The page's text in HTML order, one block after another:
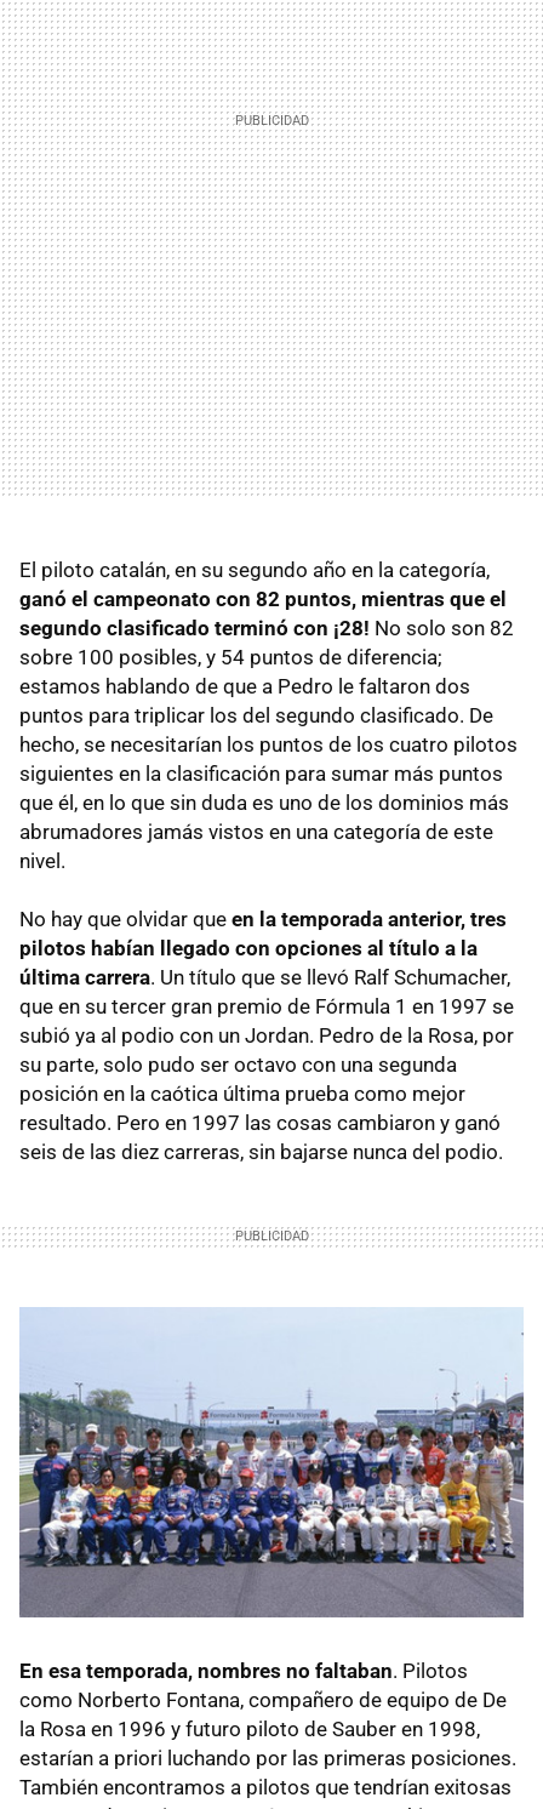
El piloto catalán, en su segundo año en la categoría,
ganó el campeonato con 82 puntos, mientras que el
segundo clasificado terminó con ¡28! No solo son 82
sobre 100 posibles, y 54 puntos de diferencia;
estamos hablando de que a Pedro le faltaron dos
puntos para triplicar los del segundo clasificado. De
hecho, se necesitarían los puntos de los cuatro pilotos
siguientes en la clasificación para sumar más puntos
que él, en lo que sin duda es uno de los dominios más
abrumadores jamás vistos en una categoría de este
nivel.
No hay que olvidar que en la temporada anterior, tres
pilotos habían llegado con opciones al título a la
última carrera. Un título que se llevó Ralf Schumacher,
que en su tercer gran premio de Fórmula 1 en 1997 se
subió ya al podio con un Jordan. Pedro de la Rosa, por
su parte, solo pudo ser octavo con una segunda
posición en la caótica última prueba como mejor
resultado. Pero en 1997 las cosas cambiaron y ganó
seis de las diez carreras, sin bajarse nunca del podio.
En esa temporada, nombres no faltaban. Pilotos
como Norberto Fontana, compañero de equipo de De
la Rosa en 1996 y futuro piloto de Sauber en 1998,
estarían a priori luchando por las primeras posiciones.
También encontramos a pilotos que tendrían exitosas